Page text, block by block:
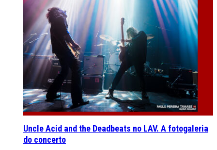
Uncle Acid and the Deadbeats no LAV. A fotogaleria
do concerto